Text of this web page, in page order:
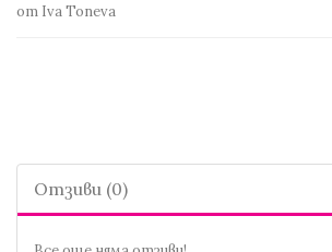
от Iva Toneva
Отзиви (0)